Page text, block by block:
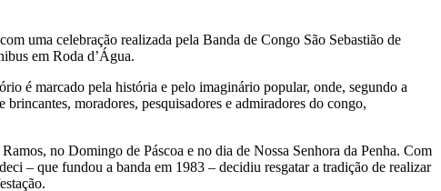
uma celebração realizada pela Banda de Congo São Sebastião de
em Roda d’Água.
é marcado pela história e pelo imaginário popular, onde, segundo a
moradores, pesquisadores e admiradores do congo,
no Domingo de Páscoa e no dia de Nossa Senhora da Penha. Com
– que fundou a banda em 1983 – decidiu resgatar a tradição de realizar